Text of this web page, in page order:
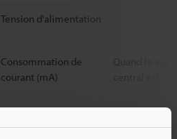
Tension d'alimentation
Consommation de
courant (mA)
Quand le
central est